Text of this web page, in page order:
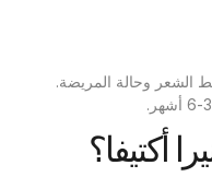
الشعر وحالة المريضة.
أكتيفا؟